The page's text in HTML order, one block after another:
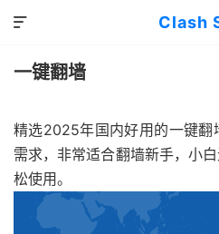
Clash

一键翻墙
精选2025年国内好用的一键翻
需求，非常适合翻墙新手，小
松使用。